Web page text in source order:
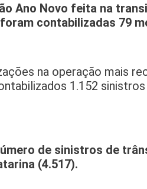
Ano Novo feita na
contabilizadas 79
na operação mais
1.152
de sinistros de
(4.517).